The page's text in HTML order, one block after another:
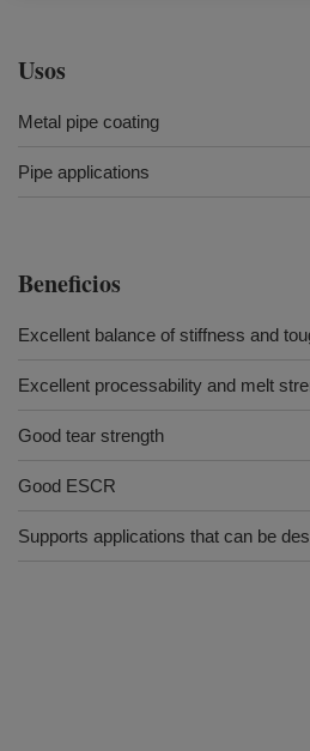
Usos
Metal pipe coating
Pipe applications
Beneficios
Excellent balance of stiffness and
Excellent processability and melt
Good tear strength
Good ESCR
Supports applications that can be